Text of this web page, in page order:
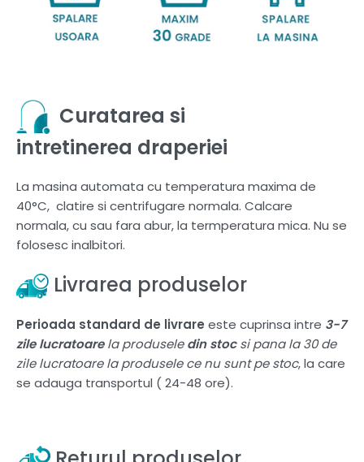
Curatarea si
intretinerea draperiei
La masina automata cu temperatura maxima de
40°C, clatire si centrifugare normala. Calcare
normala, cu sau fara abur, la termperatura mica. Nu se
folosesc inalbitori.
Livrarea produselor
Perioada standard de livrare este cuprinsa intre 3-7
zile lucratoarela produseledin stocsi pana la 30 de
zile lucratoare la produsele ce nu sunt pe stoc, la care
se adauga transportul ( 24-48 ore).